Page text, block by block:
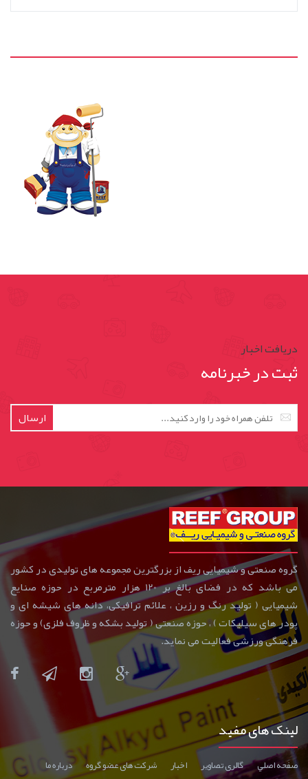
دریافت اخبار
ثبت در خبرنامه
ارسال
گروه صنعتی و شیمیایی ریف از بزرگترین مجموعه های تولیدی در کشور
می باشد که در فضای بالغ بر 120 هزار مترمربع در حوزه صنایع
شیمیایی ( تولید رنگ و رزین ، علائم ترافیکی، دانه های شیشه ای و
پودر های سیلیکات ) ، حوزه صنعتی ( تولید بشکه و ظروف فلزی) و حوزه
فرهنگی ورزشی فعالیت می نماید.
لینک های مفید
صفحه اصلي گالری تصاوير اخبار شرکت های عضو گروه
درباره ما